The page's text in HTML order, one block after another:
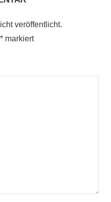
veröffentlicht.
* markiert